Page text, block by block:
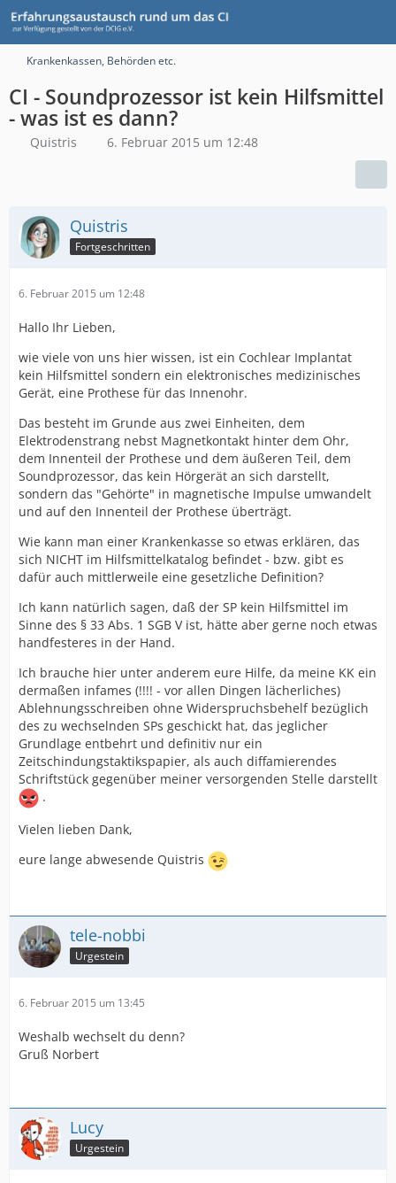
Krankenkassen, Behörden etc.
CI - Soundprozessor ist kein Hilfsmittel
- was ist es dann?
Quistris 6. Februar 2015 um 12:48
Quistris
Fortgeschritten
6. Februar 2015 um 12:48
Hallo Ihr Lieben,
wie viele von uns hier wissen, ist ein Cochlear Implantat
kein Hilfsmittel sondern ein elektronisches medizinisches
Gerät, eine Prothese für das Innenohr.
Das besteht im Grunde aus zwei Einheiten, dem
Elektrodenstrang nebst Magnetkontakt hinter dem Ohr,
dem Innenteil der Prothese und dem äußeren Teil, dem
Soundprozessor, das kein Hörgerät an sich darstellt,
sondern das "Gehörte" in magnetische Impulse umwandelt
und auf den Innenteil der Prothese überträgt.
Wie kann man einer Krankenkasse so etwas erklären, das
sich NICHT im Hilfsmittelkatalog befindet - bzw. gibt es
dafür auch mittlerweile eine gesetzliche Definition?
Ich kann natürlich sagen, daß der SP kein Hilfsmittel im
Sinne des § 33 Abs. 1 SGB V ist, hätte aber gerne noch etwas
handfesteres in der Hand.
Ich brauche hier unter anderem eure Hilfe, da meine KK ein
dermaßen infames (!!!! - vor allen Dingen lächerliches)
Ablehnungsschreiben ohne Widerspruchsbehelf bezüglich
des zu wechselnden SPs geschickt hat, das jeglicher
Grundlage entbehrt und definitiv nur ein
Zeitschindungstaktikspapier, als auch diffamierendes
Schriftstück gegenüber meiner versorgenden Stelle darstellt
.
Vielen lieben Dank,
eure lange abwesende Quistris
tele-nobbi
Urgestein
6. Februar 2015 um 13:45
Weshalb wechselt du denn?
Gruß Norbert
Lucy
Urgestein